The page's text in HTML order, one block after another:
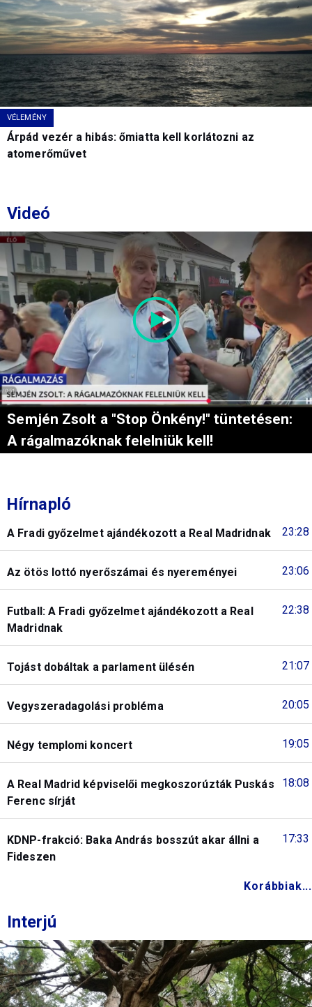
VÉLEMÉNY
Árpád vezér a hibás: őmiatta kell korlátozni az
atomerőművet
Videó
Semjén Zsolt a "Stop Önkény!" tüntetésen:
A rágalmazóknak felelniük kell!
Hírnapló
23:28
A Fradi győzelmet ajándékozott a Real Madridnak
23:06
Az ötös lottó nyerőszámai és nyereményei
22:38
Futball: A Fradi győzelmet ajándékozott a Real
Madridnak
21:07
Tojást dobáltak a parlament ülésén
20:05
Vegyszeradagolási probléma
19:05
Négy templomi koncert
18:08
A Real Madrid képviselői megkoszorúzták Puskás
Ferenc sírját
17:33
KDNP-frakció: Baka András bosszút akar állni a
Fideszen
Korábbiak...
Interjú